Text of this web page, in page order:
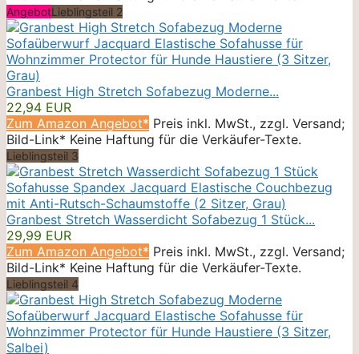
AngebotLieblingsteil 2
Granbest High Stretch Sofabezug Moderne...
22,94 EUR
Zum Amazon Angebot* Preis inkl. MwSt., zzgl. Versand;
Bild-Link* Keine Haftung für die Verkäufer-Texte.
Lieblingsteil 3
Granbest Stretch Wasserdicht Sofabezug 1 Stück...
29,99 EUR
Zum Amazon Angebot* Preis inkl. MwSt., zzgl. Versand;
Bild-Link* Keine Haftung für die Verkäufer-Texte.
Lieblingsteil 4